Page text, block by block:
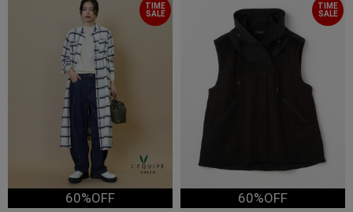
TIME
SALE
60%OFF
TIME
SALE
60%OFF